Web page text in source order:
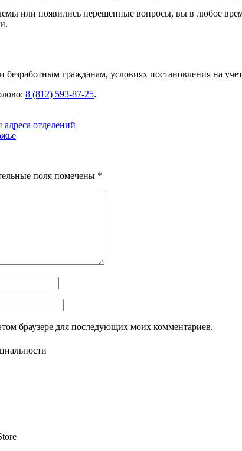
или появились нерешенные вопросы, вы в любое
гражданам, условиях постановления на
8 (812) 593-87-25.
отделений
поля помечены *
браузере для последующих моих комментариев.